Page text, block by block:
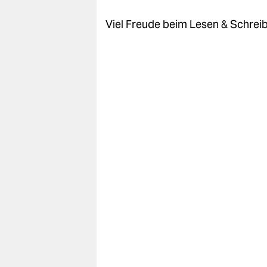
Viel Freude beim Lesen &